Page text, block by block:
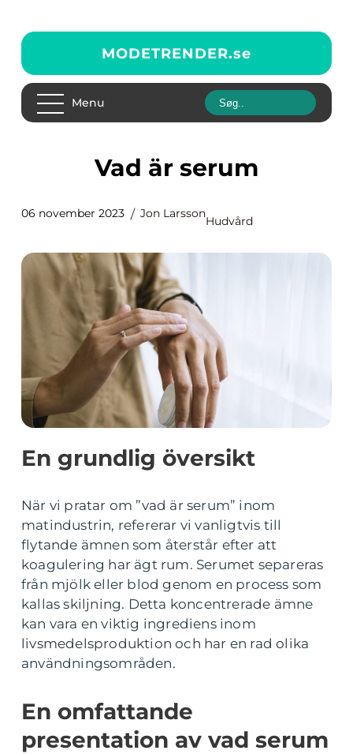
MODETRENDER.se
Menu
Vad är serum
06 november 2023 Jon Larsson
Hudvård
En grundlig översikt
När vi pratar om ”vad är serum” inom
matindustrin, refererar vi vanligtvis till
flytande ämnen som återstår efter att
koagulering har ägt rum. Serumet separeras
från mjölk eller blod genom en process som
kallas skiljning. Detta koncentrerade ämne
kan vara en viktig ingrediens inom
livsmedelsproduktion och har en rad olika
användningsområden.
En omfattande
presentation av vad serum